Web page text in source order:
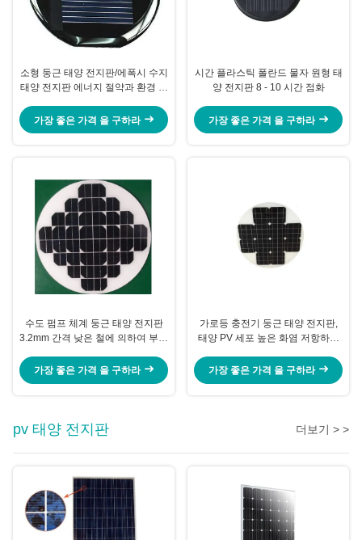
소형 둥근 태양 전지판/에폭시 수지
태양 전지판 에너지 절약과 환경 친
가장 좋은 가격 을 구하라
시간 플라스틱 폴란드 물자 원형 태
양 전지판 8 - 10 시간 점화
가장 좋은 가격 을 구하라
수도 펌프 체계 둥근 태양 전지판
3.2mm 간격 낮은 철에 의하여 부드
가장 좋은 가격 을 구하라
가로등 충전기 둥근 태양 전지판,
태양 PV 세포 높은 화염 저항하는
가장 좋은 가격 을 구하라
pv 태양 전지판 더보기 > >